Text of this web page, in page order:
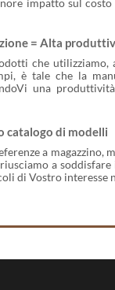
= Alta
che utilizziamo,
è tale che la
una
catalogo di modelli
a magazzino,
a
di Vostro interesse